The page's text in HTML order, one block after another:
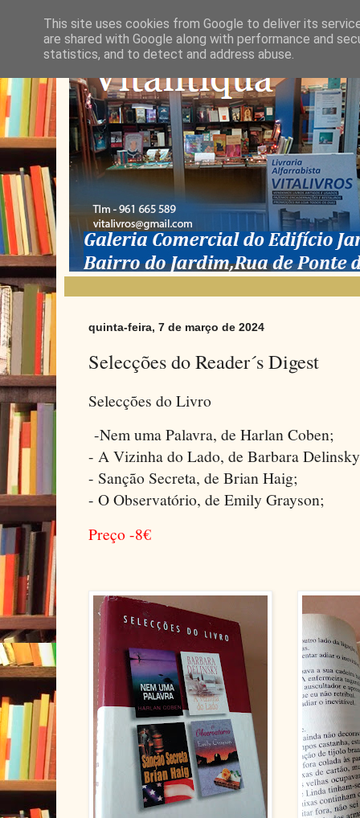
quinta-feira, 7 de março de 2024
Selecções do Reader´s Digest
Selecções do Livro
-Nem uma Palavra, de Harlan Coben;
- A Vizinha do Lado, de Barbara
- Sanção Secreta, de Brian Haig;
- O Observatório, de Emily Grayson;
Preço -8€
This site uses cookies from Google to deliver its
are shared with Google along with performance and
statistics, and to detect and address abuse.